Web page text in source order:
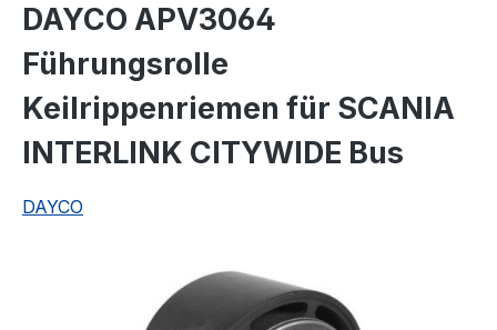
DAYCO APV3064
Führungsrolle
Keilrippenriemen für SCANIA
INTERLINK CITYWIDE Bus
DAYCO
Bildergalerie überspringen